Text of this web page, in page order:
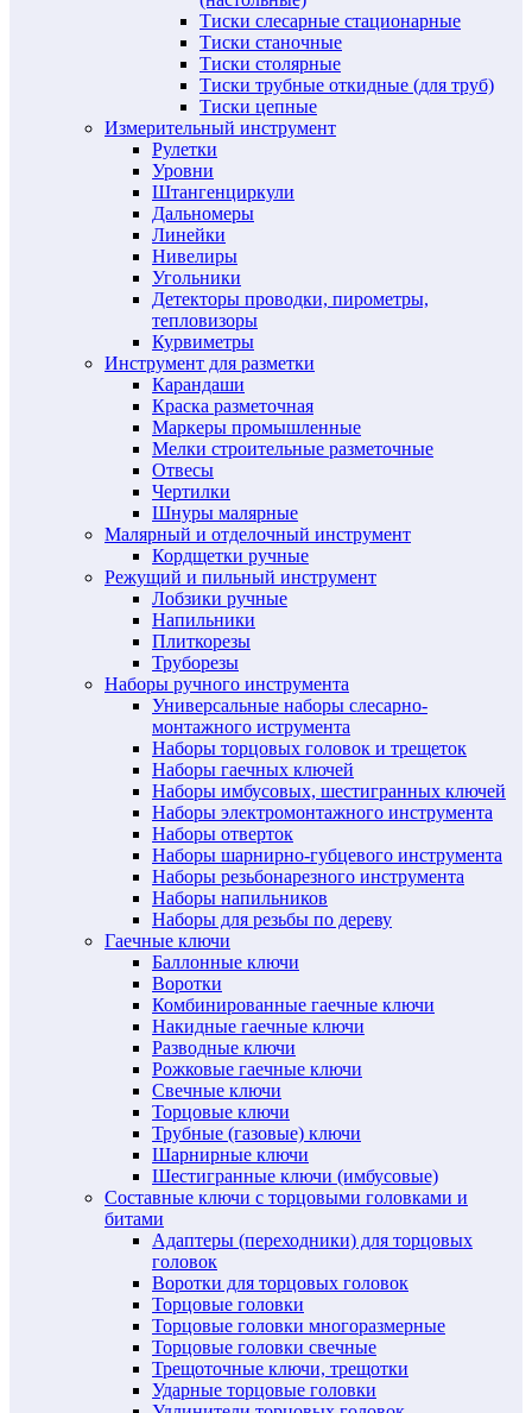
Тиски слесарные стационарные
Тиски станочные
Тиски столярные
Тиски трубные откидные (для труб)
Тиски цепные
Измерительный инструмент
Рулетки
Уровни
Штангенциркули
Дальномеры
Линейки
Нивелиры
Угольники
Детекторы проводки, пирометры,
тепловизоры
Курвиметры
Инструмент для разметки
Карандаши
Краска разметочная
Маркеры промышленные
Мелки строительные разметочные
Отвесы
Чертилки
Шнуры малярные
Малярный и отделочный инструмент
Кордщетки ручные
Режущий и пильный инструмент
Лобзики ручные
Напильники
Плиткорезы
Труборезы
Наборы ручного инструмента
Универсальные наборы слесарно-
монтажного иструмента
Наборы торцовых головок и трещеток
Наборы гаечных ключей
Наборы имбусовых, шестигранных ключей
Наборы электромонтажного инструмента
Наборы отверток
Наборы шарнирно-губцевого инструмента
Наборы резьбонарезного инструмента
Наборы напильников
Наборы для резьбы по дереву
Гаечные ключи
Баллонные ключи
Воротки
Комбинированные гаечные ключи
Накидные гаечные ключи
Разводные ключи
Рожковые гаечные ключи
Свечные ключи
Торцовые ключи
Трубные (газовые) ключи
Шарнирные ключи
Шестигранные ключи (имбусовые)
Составные ключи с торцовыми головками и
битами
Адаптеры (переходники) для торцовых
головок
Воротки для торцовых головок
Торцовые головки
Торцовые головки многоразмерные
Торцовые головки свечные
Трещоточные ключи, трещотки
Ударные торцовые головки